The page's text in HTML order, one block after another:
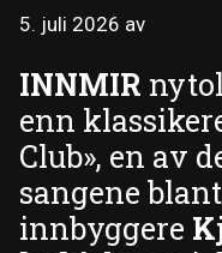
5. juli 2026 av
INNMIR
enn
Club», en av
sangene
innbyggere